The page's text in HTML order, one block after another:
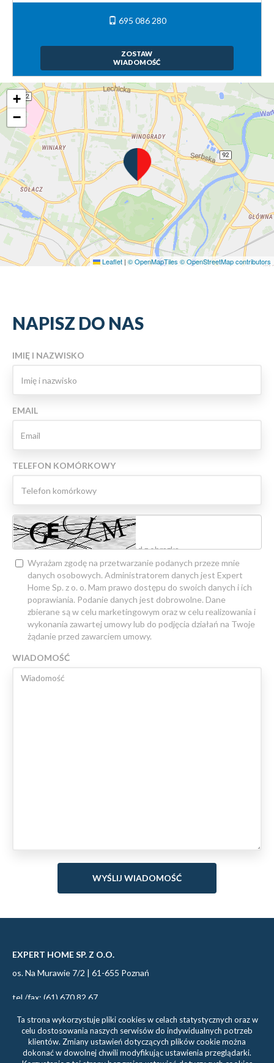
695 086 280
ZOSTAW
WIADOMOŚĆ
+
−
Leaflet | © OpenMapTiles © OpenStreetMap contributors
NAPISZ DO NAS
IMIĘ I NAZWISKO
EMAIL
TELEFON KOMÓRKOWY
Wyrażam zgodę na przetwarzanie podanych przeze mnie
danych osobowych. Administratorem danych jest Expert
Home Sp. z o. o. Mam prawo dostępu do swoich danych i ich
poprawiania. Podanie danych jest dobrowolne. Dane
zbierane są w celu marketingowym oraz w celu realizowania i
wykonania zawartej umowy lub do podjęcia działań na Twoje
żądanie przed zawarciem umowy.
WIADOMOŚĆ
EXPERT HOME SP. Z O.O.
os. Na Murawie 7/2 | 61-655 Poznań
tel./fax: (61) 670 82 67
biuro@experthome.pl
Ta strona wykorzystuje pliki cookies w celach statystycznych oraz w
celu dostosowania naszych serwisów do indywidualnych potrzeb
klientów. Zmiany ustawień dotyczących plików cookie można
dokonać w dowolnej chwili modyfikując ustawienia przeglądarki.